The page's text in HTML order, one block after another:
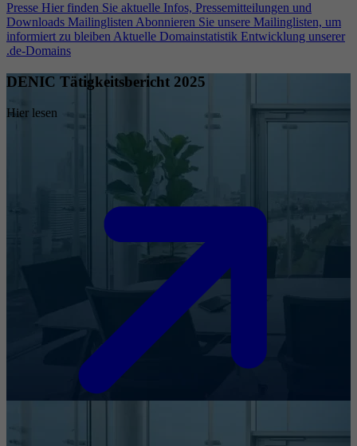
Presse Hier finden Sie aktuelle Infos, Pressemitteilungen und
Downloads Mailinglisten Abonnieren Sie unsere Mailinglisten, um
informiert zu bleiben Aktuelle Domainstatistik Entwicklung unserer
.de-Domains
DENIC Tätigkeitsbericht 2025
Hier lesen